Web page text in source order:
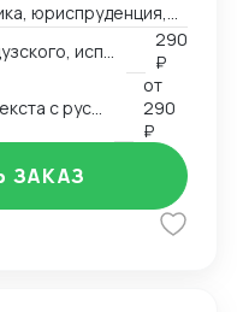
юриспруденция,
290
₽
Перевод публицистического текста с русского языка на английский
от
290
₽
ЗАКАЗ